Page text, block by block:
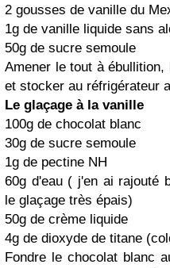
2 gousses de vanille du
1g de vanille liquide sans
50g de sucre semoule
Amener le tout à
et stocker au réfrigérateur
Le glaçage à la vanille
100g de chocolat blanc
30g de sucre semoule
1g de pectine NH
60g d'eau ( j'en ai rajouté
le glaçage très épais)
50g de crème liquide
4g de dioxyde de titane
Fondre le chocolat blanc